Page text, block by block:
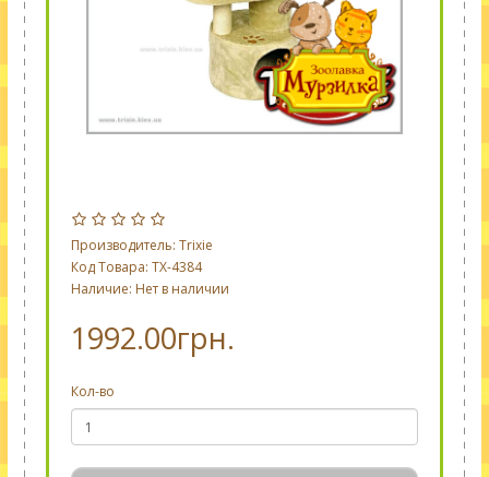
Производитель: Trixie
Код Товара: TX-4384
Наличие: Нет в наличии
1992.00грн.
Кол-во